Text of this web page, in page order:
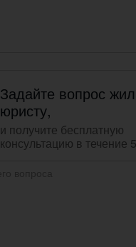
Задайте вопрос
юристу,
и получите бесплатную
консультацию в течение